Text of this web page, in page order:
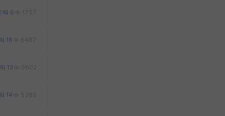
6 1757
16 6487
13 5602
14 5389